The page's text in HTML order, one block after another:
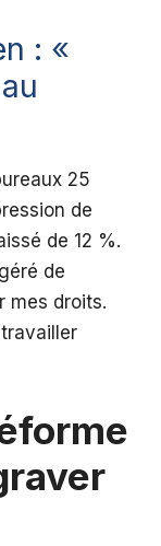
: «
25
de
de 12 %.
de
mes droits.